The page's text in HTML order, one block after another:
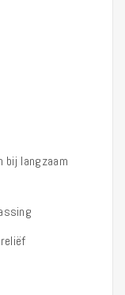
bij langzaam